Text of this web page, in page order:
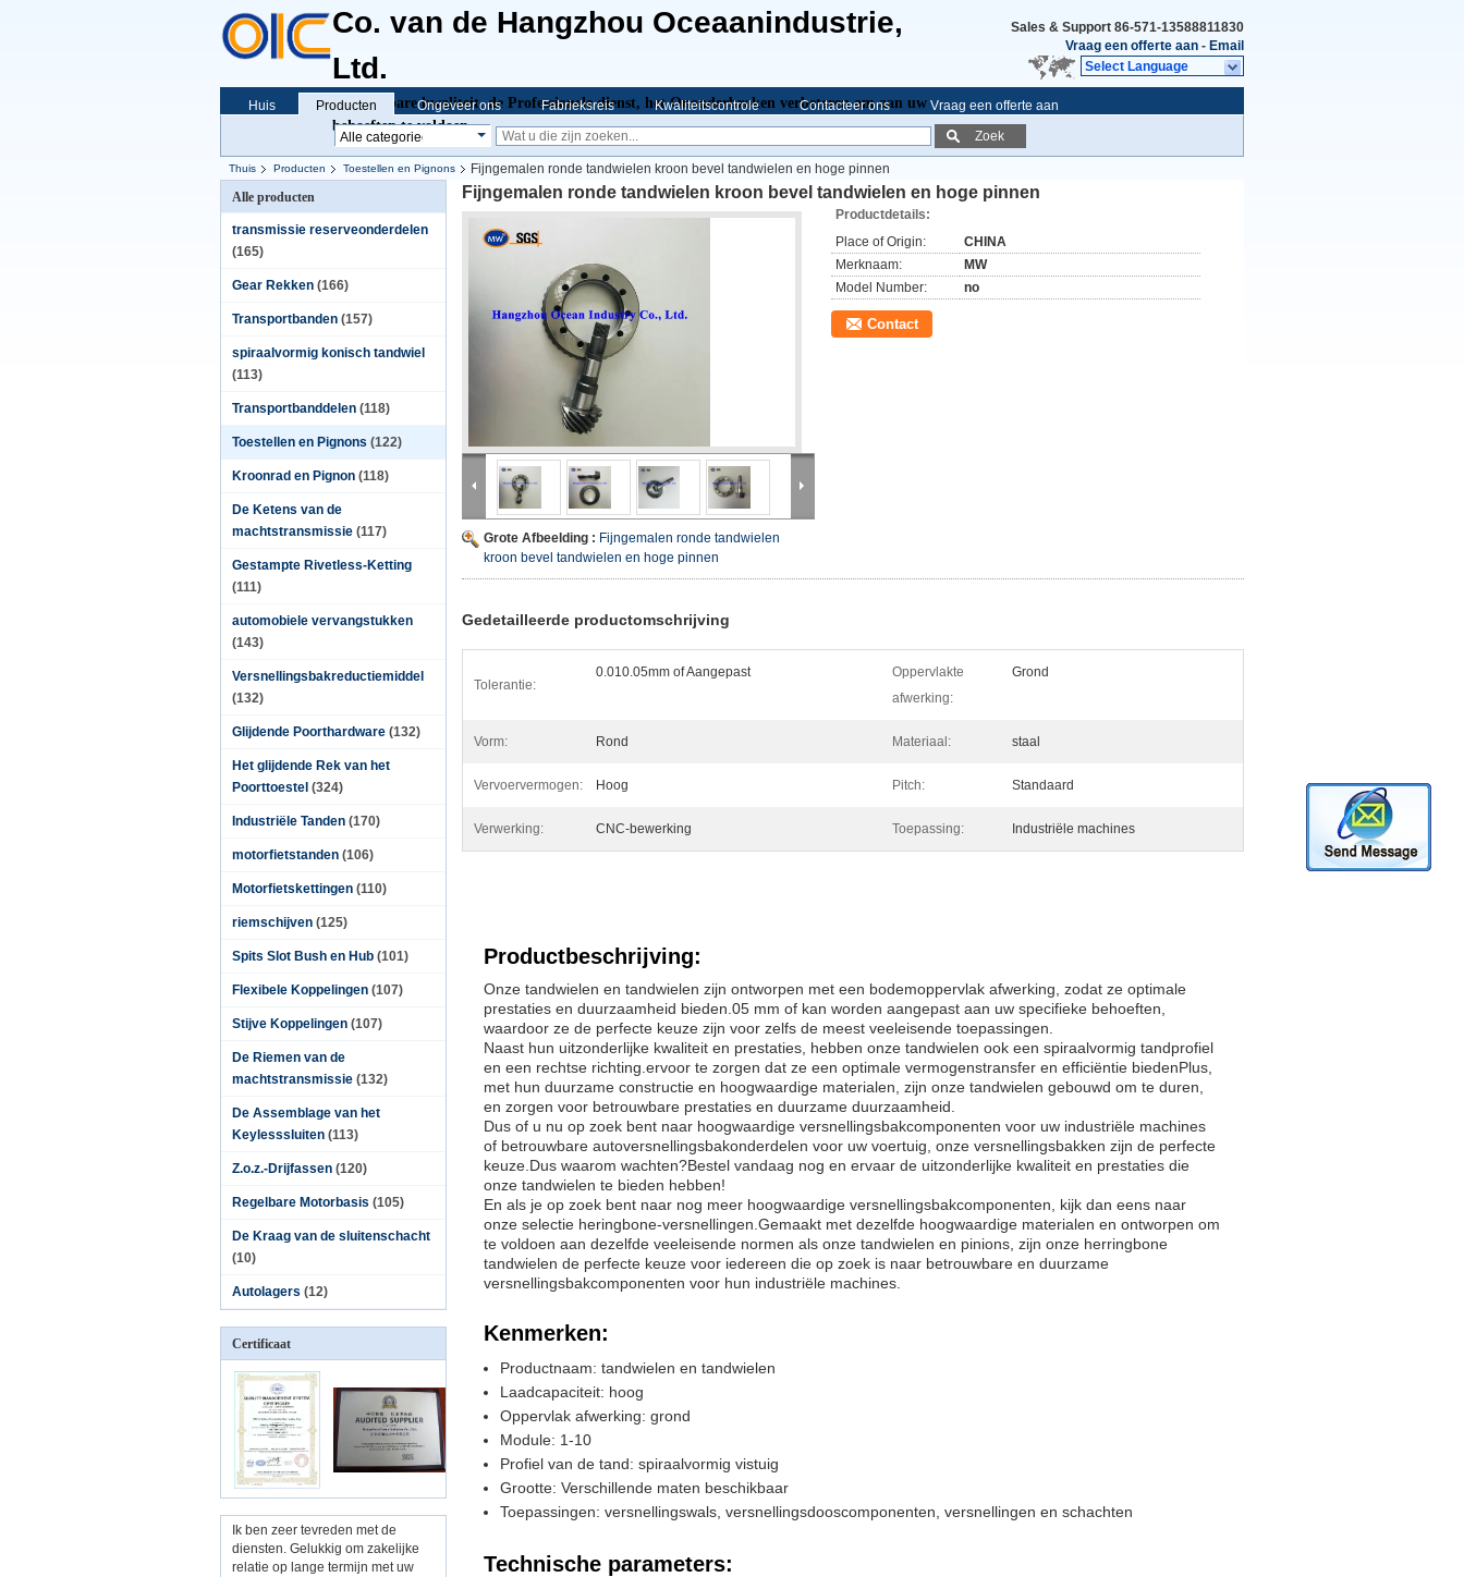
Co. van de Hangzhou Oceaanindustrie,
Ltd.
Betrouwbare kwaliteit, de Professionele dienst, het Ononderbroken verbeteren om aan uw
behoeften te voldoen
Sales & Support 86-571-13588811830
Vraag een offerte aan - Email
Select Language
Huis Producten Ongeveer ons Fabrieksreis Kwaliteitscontrole Contacteer ons
Vraag een offerte aan
Zoek
Thuis Producten Toestellen en Pignons
Fijngemalen ronde tandwielen kroon bevel tandwielen en hoge pinnen
Alle producten
transmissie reserveonderdelen
(165)
Gear Rekken (166)
Transportbanden (157)
spiraalvormig konisch tandwiel
(113)
Transportbanddelen (118)
Toestellen en Pignons (122)
Kroonrad en Pignon (118)
De Ketens van de
machtstransmissie (117)
Gestampte Rivetless-Ketting
(111)
automobiele vervangstukken
(143)
Versnellingsbakreductiemiddel
(132)
Glijdende Poorthardware (132)
Het glijdende Rek van het
Poorttoestel (324)
Industriële Tanden (170)
motorfietstanden (106)
Motorfietskettingen (110)
riemschijven (125)
Spits Slot Bush en Hub (101)
Flexibele Koppelingen (107)
Stijve Koppelingen (107)
De Riemen van de
machtstransmissie (132)
De Assemblage van het
Keylesssluiten (113)
Z.o.z.-Drijfassen (120)
Regelbare Motorbasis (105)
De Kraag van de sluitenschacht
(10)
Autolagers (12)
Certificaat
Ik ben zeer tevreden met de
diensten. Gelukkig om zakelijke
relatie op lange termijn met uw
Fijngemalen ronde tandwielen kroon bevel tandwielen en hoge pinnen
Grote Afbeelding : Fijngemalen ronde tandwielen
kroon bevel tandwielen en hoge pinnen
Productdetails:
Place of Origin:
CHINA
Merknaam:
MW
Model Number:
no
Contact
Gedetailleerde productomschrijving
Tolerantie:
0.010.05mm of Aangepast
Oppervlakte
afwerking:
Grond
Vorm: Rond Materiaal: staal
Vervoervermogen: Hoog Pitch: Standaard
Verwerking: CNC-bewerking Toepassing: Industriële machines
Productbeschrijving:
Onze tandwielen en tandwielen zijn ontworpen met een bodemoppervlak afwerking, zodat ze optimale
prestaties en duurzaamheid bieden.05 mm of kan worden aangepast aan uw specifieke behoeften,
waardoor ze de perfecte keuze zijn voor zelfs de meest veeleisende toepassingen.
Naast hun uitzonderlijke kwaliteit en prestaties, hebben onze tandwielen ook een spiraalvormig tandprofiel
en een rechtse richting.ervoor te zorgen dat ze een optimale vermogenstransfer en efficiëntie biedenPlus,
met hun duurzame constructie en hoogwaardige materialen, zijn onze tandwielen gebouwd om te duren,
en zorgen voor betrouwbare prestaties en duurzame duurzaamheid.
Dus of u nu op zoek bent naar hoogwaardige versnellingsbakcomponenten voor uw industriële machines
of betrouwbare autoversnellingsbakonderdelen voor uw voertuig, onze versnellingsbakken zijn de perfecte
keuze.Dus waarom wachten?Bestel vandaag nog en ervaar de uitzonderlijke kwaliteit en prestaties die
onze tandwielen te bieden hebben!
En als je op zoek bent naar nog meer hoogwaardige versnellingsbakcomponenten, kijk dan eens naar
onze selectie heringbone-versnellingen.Gemaakt met dezelfde hoogwaardige materialen en ontworpen om
te voldoen aan dezelfde veeleisende normen als onze tandwielen en pinions, zijn onze herringbone
tandwielen de perfecte keuze voor iedereen die op zoek is naar betrouwbare en duurzame
versnellingsbakcomponenten voor hun industriële machines.
Kenmerken:
Productnaam: tandwielen en tandwielen
Laadcapaciteit: hoog
Oppervlak afwerking: grond
Module: 1-10
Profiel van de tand: spiraalvormig vistuig
Grootte: Verschillende maten beschikbaar
Toepassingen: versnellingswals, versnellingsdooscomponenten, versnellingen en schachten
Technische parameters: